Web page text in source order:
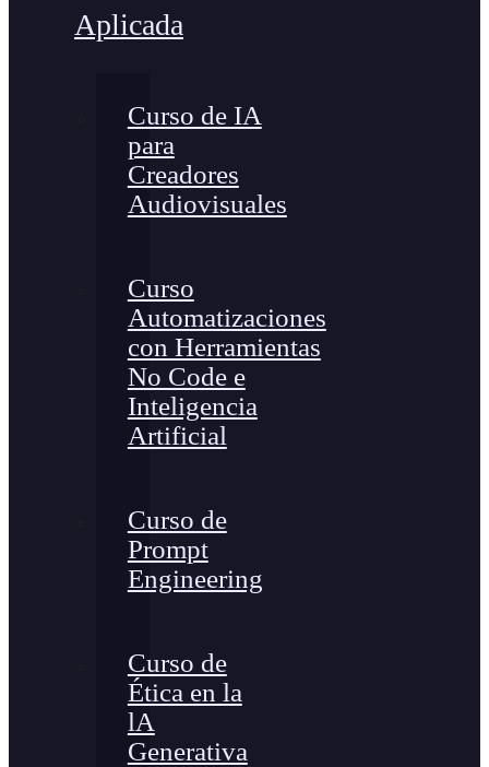
Aplicada
Curso de IA
para
Creadores
Audiovisuales
Curso
Automatizaciones
con Herramientas
No Code e
Inteligencia
Artificial
Curso de
Prompt
Engineering
Curso de
Ética en la
lA
Generativa